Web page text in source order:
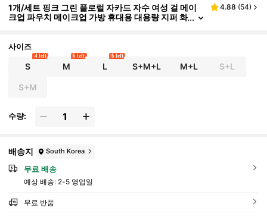
1개/세트 핑크 그린 플로럴 자카드 자수 여성 걸 메이
크업 파우치 메이크업 가방 휴대용 대용량 지퍼 화
브러쉬 홀더 정리함 보관 가방, 스킨케어 및 미용 제품,
걸, 학생, 여학생, 생일 선물, 친구 선물, 휴일 선물용
4.88 (54)
사이즈
S
4 left
M
6 left
L
6 left
S+M+L M+L S+L
S+M
수량:
배송지 South Korea
무료 배송
예상 배송: 2-5 영업일
무료 반품